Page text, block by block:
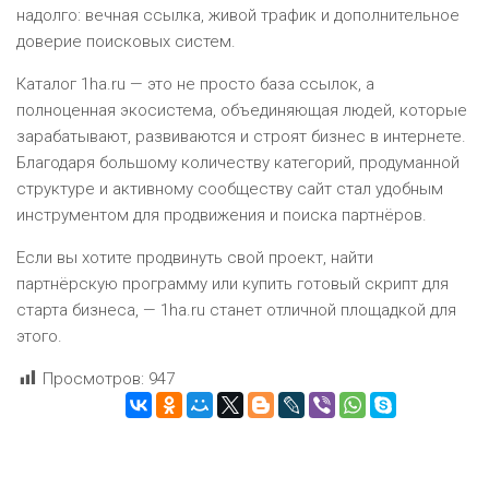
надолго: вечная ссылка, живой трафик и дополнительное
доверие поисковых систем.
Каталог 1ha.ru — это не просто база ссылок, а
полноценная экосистема, объединяющая людей, которые
зарабатывают, развиваются и строят бизнес в интернете.
Благодаря большому количеству категорий, продуманной
структуре и активному сообществу сайт стал удобным
инструментом для продвижения и поиска партнёров.
Если вы хотите продвинуть свой проект, найти
партнёрскую программу или купить готовый скрипт для
старта бизнеса, — 1ha.ru станет отличной площадкой для
этого.
Просмотров: 947